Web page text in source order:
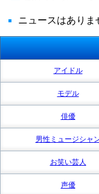
ニュースはありま
アイドル
モデル
俳優
男性ミュージシャ
お笑い芸人
声優